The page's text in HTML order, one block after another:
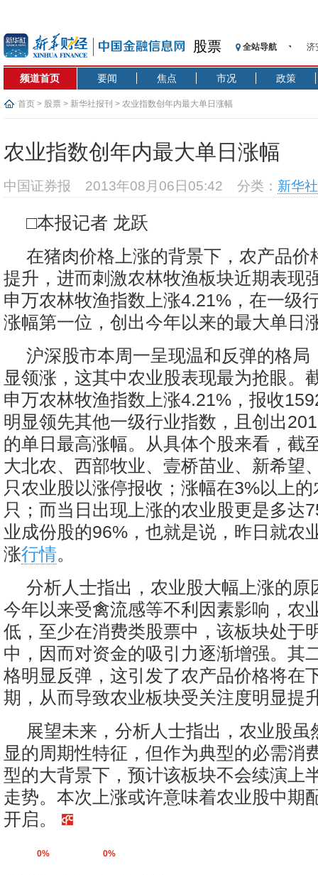
股票 全站导航
济
【
基
频道首页 要闻 焦点 市况 政策
首页 > 股票 > 新华社报刊 > 农业指数创年内最大单日涨幅
农业指数创年内最大单日涨幅
中国证券报 2013年08月06日05:42 分类： 新华
□本报记者 龙跃
在猪肉价格上涨的背景下，农产品价
提升，进而刺激农林牧渔板块近期表现
申万农林牧渔指数上涨4.21%，在一级
涨幅第一位，创出今年以来的最大单日
沪深股市本周一呈现温和反弹的格局
显领涨，这其中农业股表现最为抢眼。
申万农林牧渔指数上涨4.21%，报收
明显领先其他一级行业指数，且创出
的单日最高涨幅。从具体个股来看，截
大北农、西部牧业、壹桥苗业、新希望
只农业股以涨停报收；涨幅在3%以上
只；而当日出现上涨的农业股更是多达
业成份股的96%，也就是说，昨日就农
涨行情。
分析人士指出，农业股大幅上涨的原
今年以来受禽流感等不利因素影响，农
低，至少在消费类股票中，该板块处于
中，因而对资金的吸引力逐渐增强。其
格明显反弹，这引发了农产品价格将在
期，从而导致农业板块受关注度明显提
展望未来，分析人士指出，农业股虽
显的周期性特征，但作为典型的必需消
型的大背景下，预计该板块不会续演上
走势。本次上涨或许意味着农业股中期
开启。
0% 0%